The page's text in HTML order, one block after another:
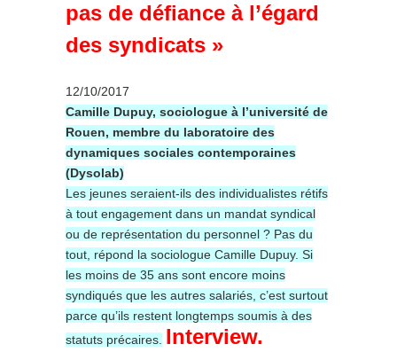
pas de défiance à l’égard
des syndicats »
12/10/2017
Camille Dupuy, sociologue à l’université de
Rouen, membre du laboratoire des
dynamiques sociales contemporaines
(Dysolab)
Les jeunes seraient-ils des individualistes rétifs
à tout engagement dans un mandat syndical
ou de représentation du personnel ? Pas du
tout, répond la sociologue Camille Dupuy. Si
les moins de 35 ans sont encore moins
syndiqués que les autres salariés, c’est surtout
parce qu’ils restent longtemps soumis à des
statuts précaires. Interview.